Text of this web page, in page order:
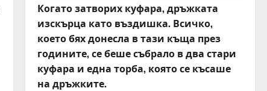
Когато затворих куфара, дръжката
изскърца като въздишка. Всичко,
което бях донесла в тази къща през
годините, се беше събрало в два стари
куфара и една торба, която се късаше
на дръжките.